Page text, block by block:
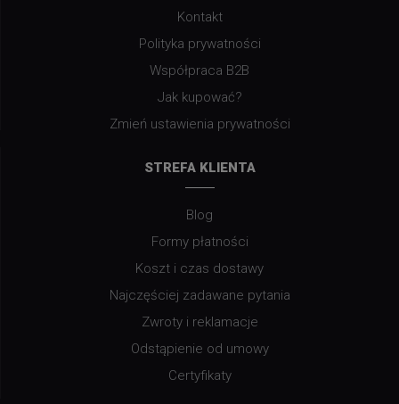
Kontakt
Polityka prywatności
Współpraca B2B
Jak kupować?
Zmień ustawienia prywatności
STREFA KLIENTA
Blog
Formy płatności
Koszt i czas dostawy
Najczęściej zadawane pytania
Zwroty i reklamacje
Odstąpienie od umowy
Certyfikaty